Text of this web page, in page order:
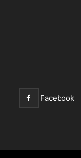
Facebook